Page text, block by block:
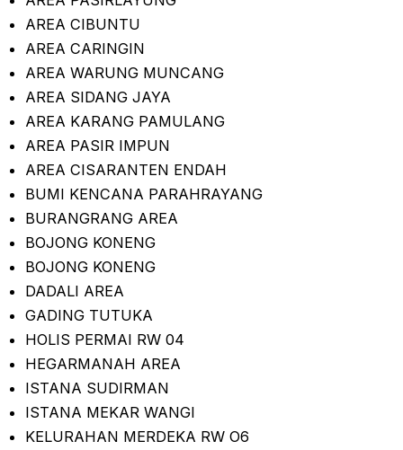
AREA CIBUNTU
AREA CARINGIN
AREA WARUNG MUNCANG
AREA SIDANG JAYA
AREA KARANG PAMULANG
AREA PASIR IMPUN
AREA CISARANTEN ENDAH
BUMI KENCANA PARAHRAYANG
BURANGRANG AREA
BOJONG KONENG
BOJONG KONENG
DADALI AREA
GADING TUTUKA
HOLIS PERMAI RW 04
HEGARMANAH AREA
ISTANA SUDIRMAN
ISTANA MEKAR WANGI
KELURAHAN MERDEKA RW O6